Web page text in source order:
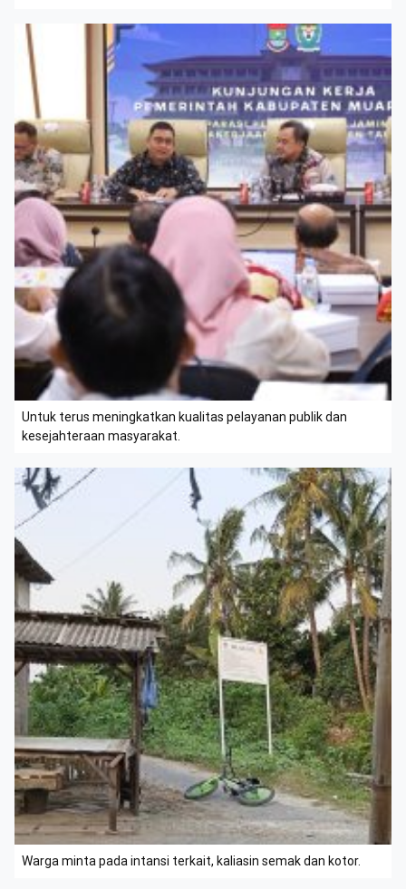
Untuk terus meningkatkan kualitas pelayanan publik dan
kesejahteraan masyarakat.
Warga minta pada intansi terkait, kaliasin semak dan kotor.